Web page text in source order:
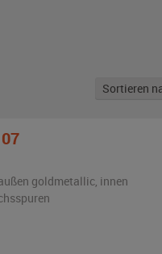
goldmetallic, innen